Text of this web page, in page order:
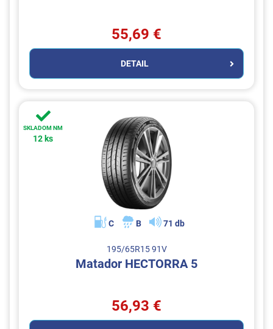
55,69 €
DETAIL
SKLADOM NM
12 ks
C B 71 db
195/65R15 91V
Matador HECTORRA 5
56,93 €